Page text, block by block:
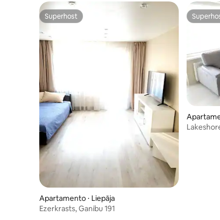
Superhost
Superhost
Apartamento ⋅ Liepāja
Ezerkrasts, Ganibu 191